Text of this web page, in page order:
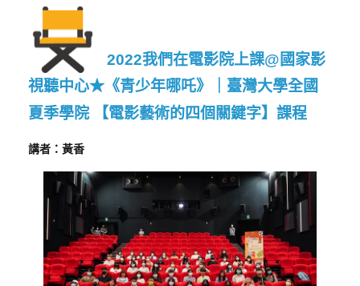
2022我們在電影院上課@國家影
視聽中心★《青少年哪吒》｜臺灣大學全國
夏季學院 【電影藝術的四個關鍵字】課程
講者：黃香